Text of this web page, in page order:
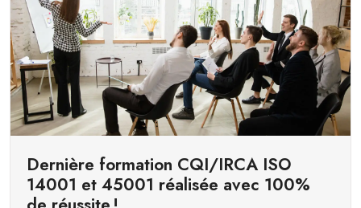
Dernière formation CQI/IRCA ISO
14001 et 45001 réalisée avec 100%